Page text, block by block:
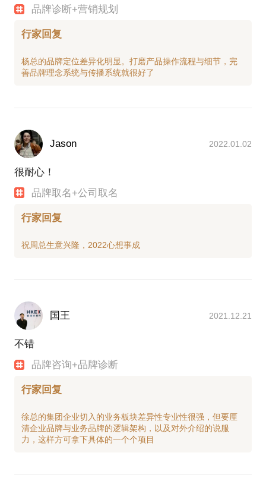
品牌诊断+营销规划
行家回复
杨总的品牌定位差异化明显。打磨产品操作流程与细节，完
Jason 2022.01.02
很耐心！
品牌取名+公司取名
行家回复
国王 2021.12.21
不错
品牌咨询+品牌诊断
行家回复
徐总的集团企业切入的业务板块差异性专业性很强，但要厘
清企业品牌与业务品牌的逻辑架构，以及对外介绍的说服